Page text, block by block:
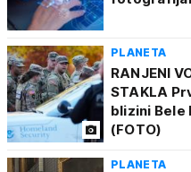
PLANETA
RANJENI
STAKLA
blizini Bele
(FOTO)
PLANETA